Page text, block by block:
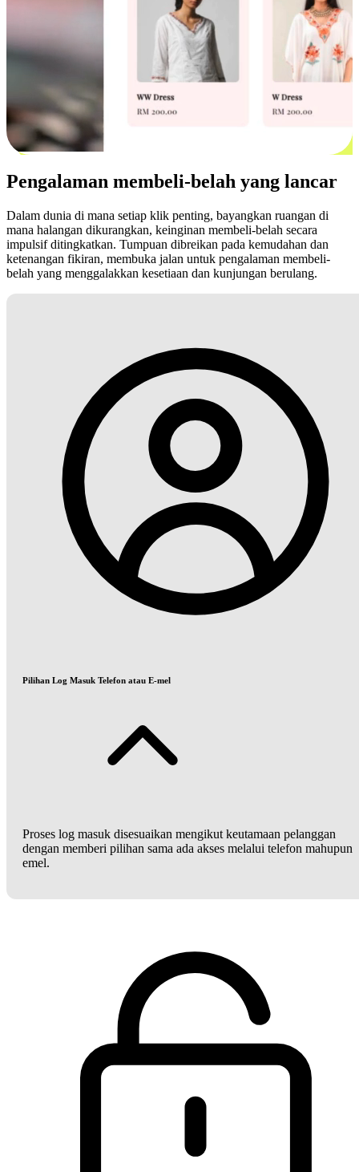
Pengalaman membeli-belah yang lancar
Dalam dunia di mana setiap klik penting, bayangkan ruangan di
mana halangan dikurangkan, keinginan membeli-belah secara
impulsif ditingkatkan. Tumpuan dibreikan pada kemudahan dan
ketenangan fikiran, membuka jalan untuk pengalaman membeli-
belah yang menggalakkan kesetiaan dan kunjungan berulang.
Pilihan Log Masuk Telefon atau E-mel
Proses log masuk disesuaikan mengikut keutamaan pelanggan
dengan memberi pilihan sama ada akses melalui telefon mahupun
emel.